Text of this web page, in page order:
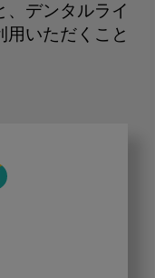
、デンタルライ
用いただくこと